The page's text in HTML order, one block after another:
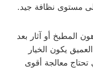
مستوى نظافة جيد.
المطبخ أو آثار بعد
يكون الخيار
تحتاج معالجة أقوى